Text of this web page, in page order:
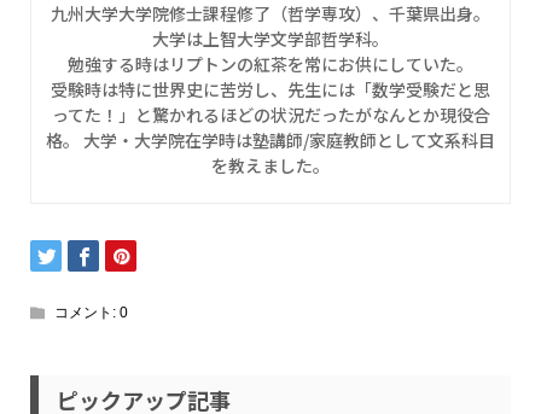
九州大学大学院修士課程修了（哲学専攻）、千葉県出身。
大学は上智大学文学部哲学科。
勉強する時はリプトンの紅茶を常にお供にしていた。
受験時は特に世界史に苦労し、先生には「数学受験だと思
ってた！」と驚かれるほどの状況だったがなんとか現役合
格。 大学・大学院在学時は塾講師/家庭教師として文系科目
を教えました。
コメント: 0
ピックアップ記事